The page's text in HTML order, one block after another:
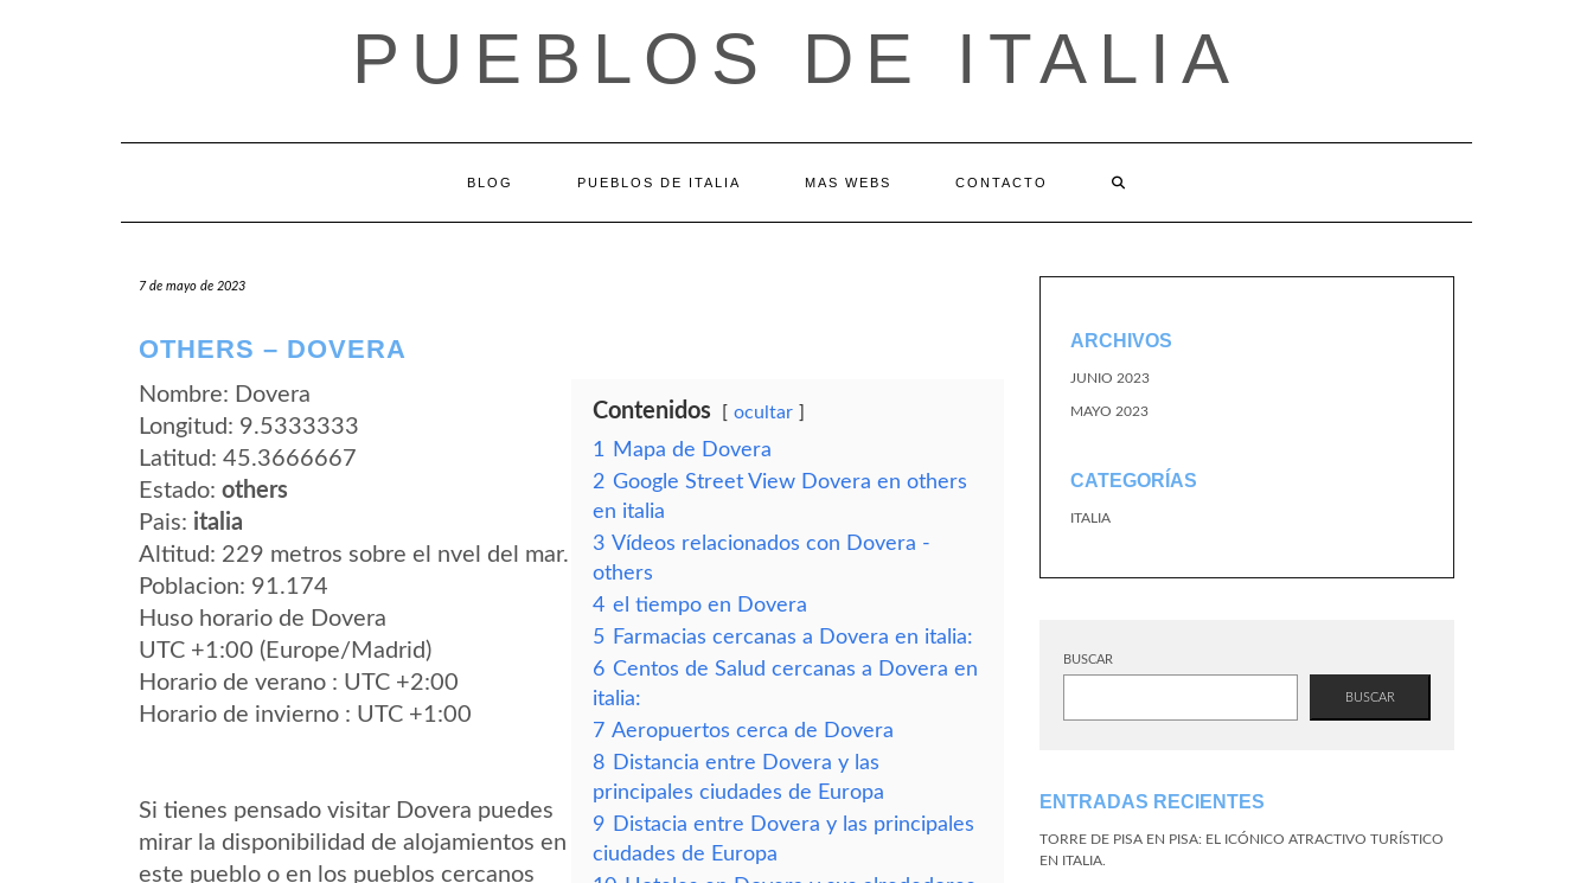
PUEBLOS DE ITALIA
BLOG PUEBLOS DE ITALIA MAS WEBS CONTACTO
7 de mayo de 2023
OTHERS – DOVERA
Nombre: Dovera
Longitud: 9.5333333
Latitud: 45.3666667
Estado: others
Pais: italia
Altitud: 229 metros sobre el nvel del mar.
Poblacion: 91.174
Huso horario de Dovera
UTC +1:00 (Europe/Madrid)
Horario de verano : UTC +2:00
Horario de invierno : UTC +1:00
Si tienes pensado visitar Dovera puedes
mirar la disponibilidad de alojamientos en
este pueblo o en los pueblos cercanos
Contenidos ocultar
1
Mapa de Dovera
2 Google Street View Dovera en others
en italia
3 Vídeos relacionados con Dovera -
others
4 el tiempo en Dovera
5 Farmacias cercanas a Dovera en italia:
6 Centos de Salud cercanas a Dovera en
italia:
7 Aeropuertos cerca de Dovera
8 Distancia entre Dovera y las
principales ciudades de Europa
9 Distacia entre Dovera y las principales
ciudades de Europa
ARCHIVOS
JUNIO 2023
MAYO 2023
CATEGORÍAS
ITALIA
BUSCAR
BUSCAR
ENTRADAS RECIENTES
TORRE DE PISA EN PISA: EL ICÓNICO ATRACTIVO TURÍSTICO
EN ITALIA.